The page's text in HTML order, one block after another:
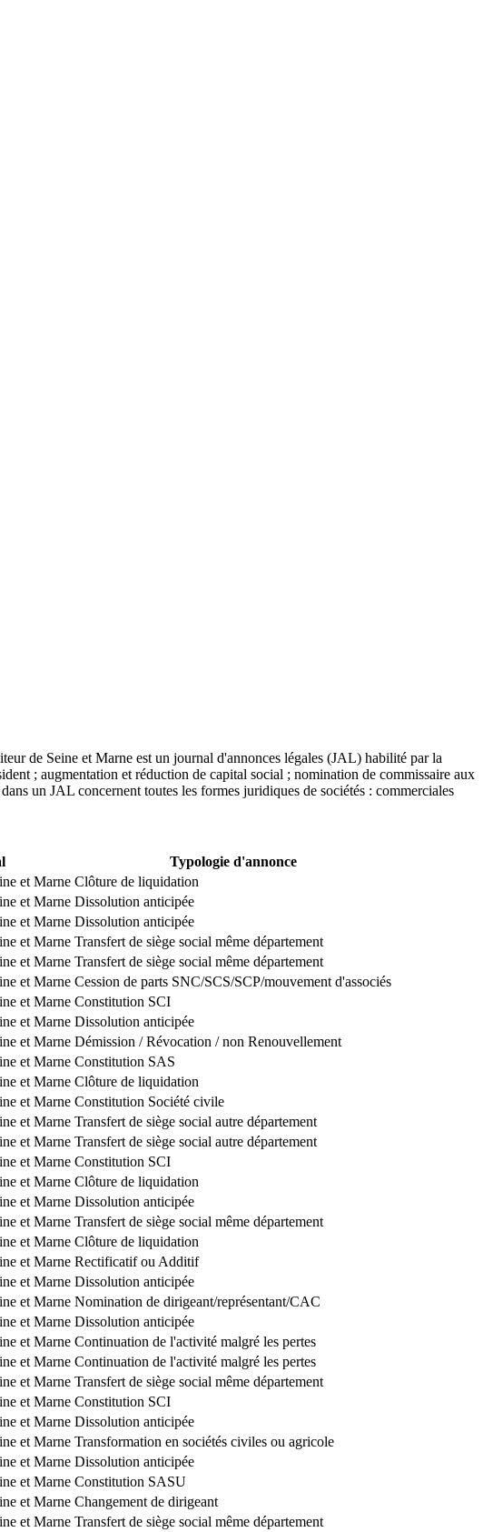
de Seine et Marne est un journal d'annonces légales (JAL) habilité par la
; augmentation et réduction de capital social ; nomination de commissaire aux
un JAL concernent toutes les formes juridiques de sociétés : commerciales
Typologie d'annonce
et Marne Clôture de liquidation
et Marne Dissolution anticipée
et Marne Dissolution anticipée
et Marne Transfert de siège social même département
et Marne Transfert de siège social même département
et Marne Cession de parts SNC/SCS/SCP/mouvement d'associés
et Marne Constitution SCI
et Marne Dissolution anticipée
et Marne Démission / Révocation / non Renouvellement
et Marne Constitution SAS
et Marne Clôture de liquidation
et Marne Constitution Société civile
et Marne Transfert de siège social autre département
et Marne Transfert de siège social autre département
et Marne Constitution SCI
et Marne Clôture de liquidation
et Marne Dissolution anticipée
et Marne Transfert de siège social même département
et Marne Clôture de liquidation
et Marne Rectificatif ou Additif
et Marne Dissolution anticipée
et Marne Nomination de dirigeant/représentant/CAC
et Marne Dissolution anticipée
et Marne Continuation de l'activité malgré les pertes
et Marne Continuation de l'activité malgré les pertes
et Marne Transfert de siège social même département
et Marne Constitution SCI
et Marne Dissolution anticipée
et Marne Transformation en sociétés civiles ou agricole
et Marne Dissolution anticipée
et Marne Constitution SASU
et Marne Changement de dirigeant
et Marne Transfert de siège social même département